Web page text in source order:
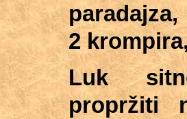
2
Luk
propržiti